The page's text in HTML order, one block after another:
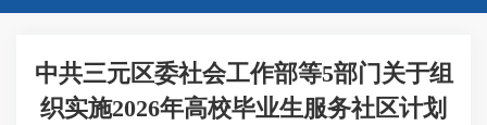
中共三元区委社会工作部等5部门关于组
织实施2026年高校毕业生服务社区计划